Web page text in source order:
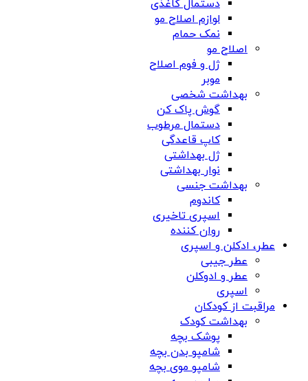
دستمال کاغذی
لوازم اصلاح مو
نمک حمام
اصلاح مو
ژل و فوم اصلاح
موبر
بهداشت شخصی
گوش پاک کن
دستمال مرطوب
کاپ قاعدگی
ژل بهداشتی
نوار بهداشتی
بهداشت جنسی
کاندوم
اسپری تاخیری
روان کننده
عطر، ادکلن و اسپری
عطر جیبی
عطر و ادوکلن
اسپری
مراقبت از کودکان
بهداشت کودک
پوشک بچه
شامپو بدن بچه
شامپو موی بچه